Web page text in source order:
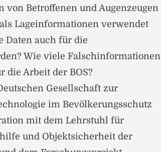
von Betroffenen und Augenzeugen
Lageinformationen verwendet
Daten auch für die
Wie viele Falschinformationen
die Arbeit der BOS?
Gesellschaft zur
im Bevölkerungsschutz
mit dem Lehrstuhl für
und Objektsicherheit der